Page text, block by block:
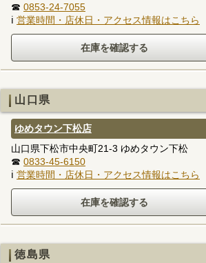
☎ 0853-24-7055
ℹ 営業時間・店休日・アクセス情報はこちら
山口県
ゆめタウン下松店
山口県下松市中央町21-3 ゆめタウン下松
☎ 0833-45-6150
ℹ 営業時間・店休日・アクセス情報はこちら
徳島県